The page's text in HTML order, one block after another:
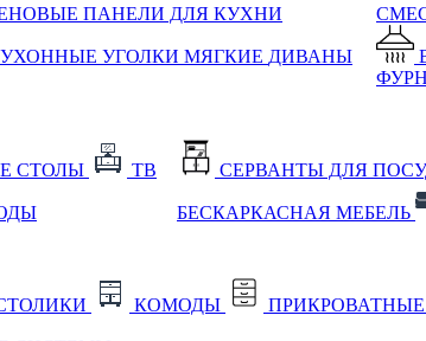
ПАНЕЛИ ДЛЯ КУХНИ
УГОЛКИ МЯГКИЕ ДИВАНЫ
СТОЛЫ ТВ СЕРВАНТЫ ДЛЯ
БЕСКАРКАСНАЯ МЕБЕЛЬ
КОМОДЫ